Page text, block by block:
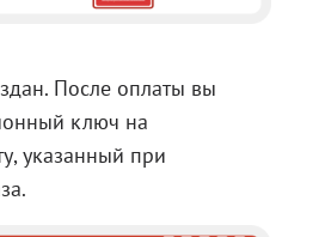
После оплаты вы
ключ на
указанный при